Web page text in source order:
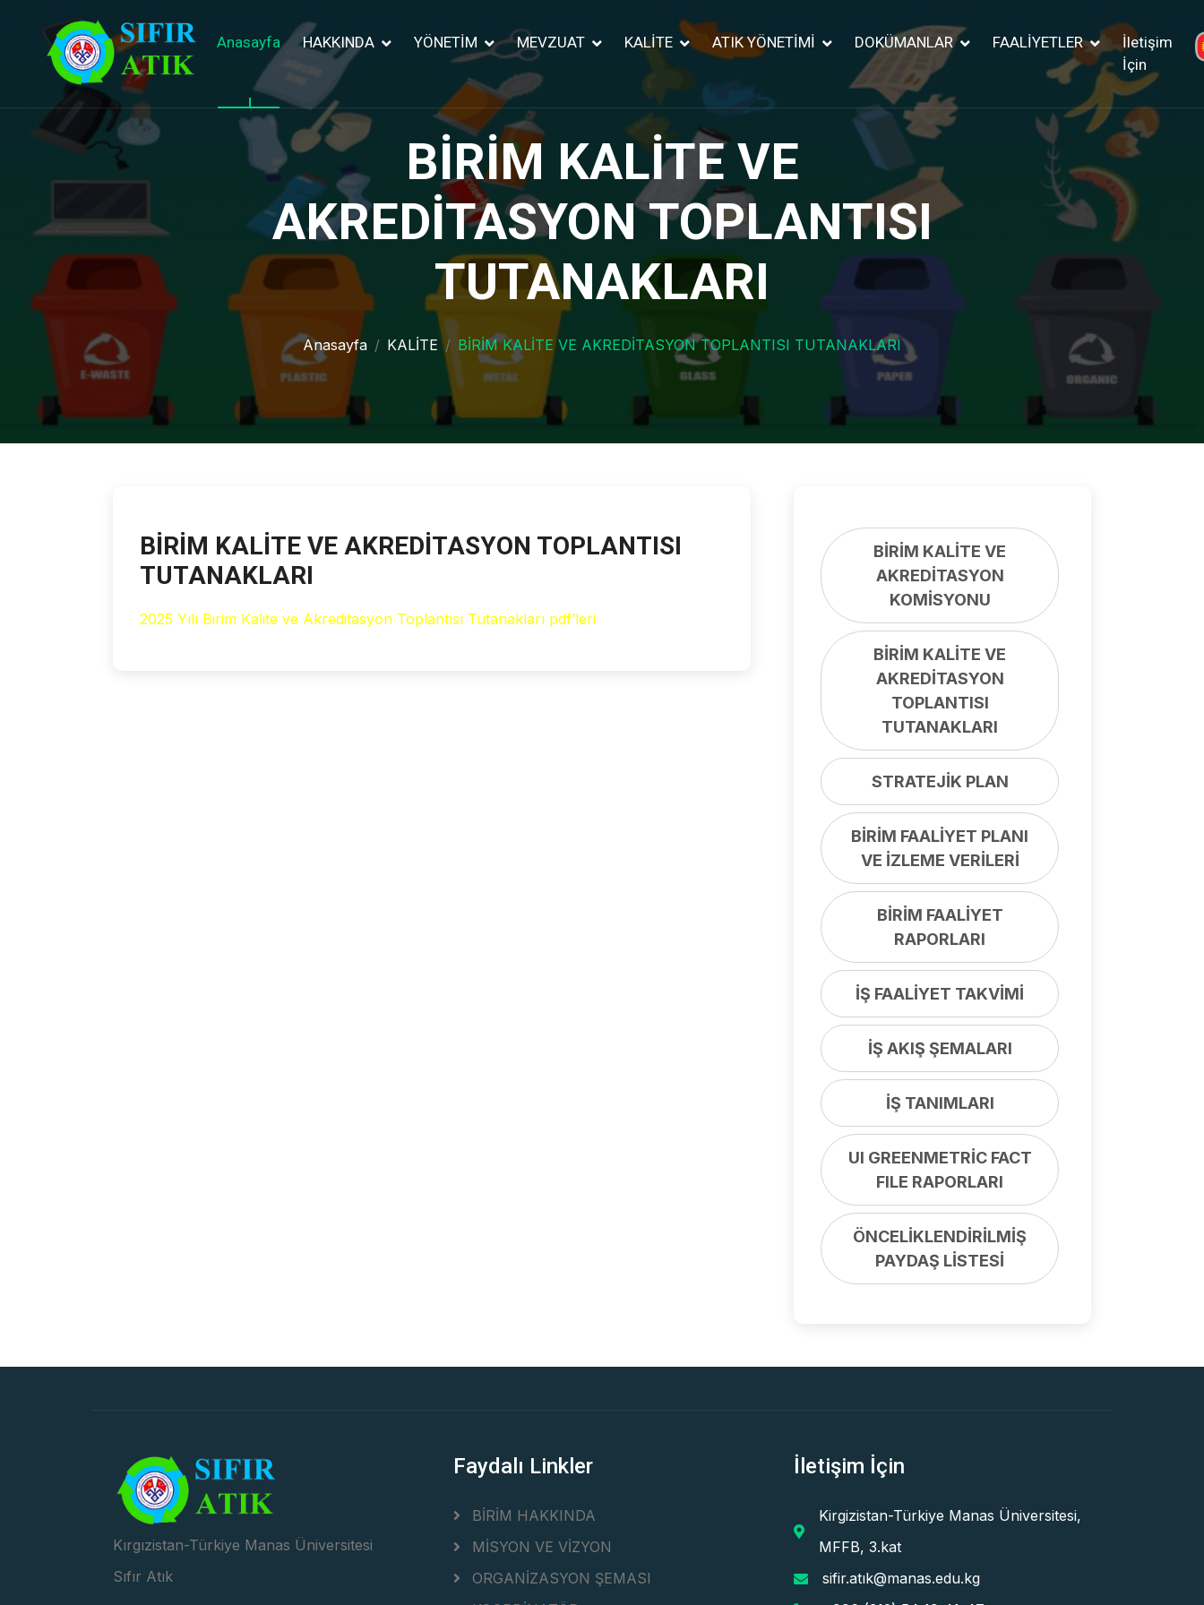
Anasayfa HAKKINDA YÖNETİM MEVZUAT KALİTE ATIK YÖNETİMİ DOKÜMANLAR FAALİYETLER
İletişim
İçin
BİRİM KALİTE VE
AKREDİTASYON TOPLANTISI
TUTANAKLARI
Anasayfa KALİTE BİRİM KALİTE VE AKREDİTASYON TOPLANTISI TUTANAKLARI
BİRİM KALİTE VE AKREDİTASYON TOPLANTISI
TUTANAKLARI
2025 Yılı Birim Kalite ve Akreditasyon Toplantısı Tutanakları pdf’leri
BİRİM KALİTE VE
AKREDİTASYON
KOMİSYONU
BİRİM KALİTE VE
AKREDİTASYON
TOPLANTISI
TUTANAKLARI
STRATEJİK PLAN
BİRİM FAALİYET PLANI
VE İZLEME VERİLERİ
BİRİM FAALİYET
RAPORLARI
İŞ FAALİYET TAKVİMİ
İŞ AKIŞ ŞEMALARI
İŞ TANIMLARI
UI GREENMETRİC FACT
FILE RAPORLARI
ÖNCELİKLENDİRİLMİŞ
PAYDAŞ LİSTESİ
Kırgızistan-Türkiye Manas Üniversitesi
Sıfır Atık
Faydalı Linkler
BİRİM HAKKINDA
MİSYON VE VİZYON
ORGANİZASYON ŞEMASI
İletişim İçin
Kirgizistan-Türkiye Manas Üniversitesi,
MFFB, 3.kat
sifir.atık@manas.edu.kg